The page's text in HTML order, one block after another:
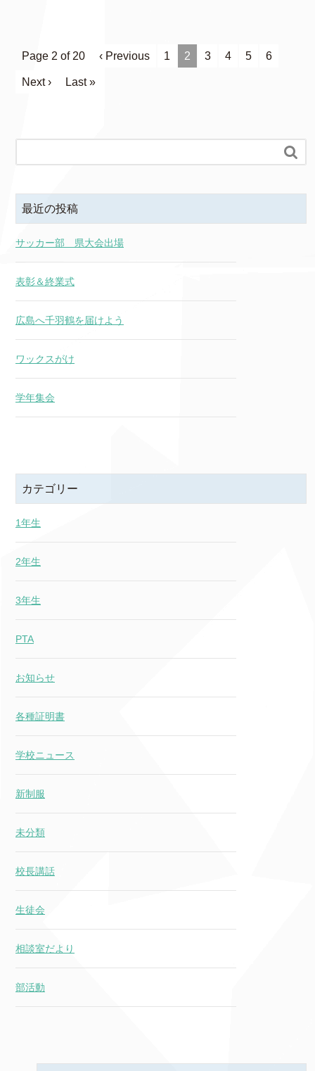
Page 2 of 20 ‹ Previous 1 2 3 4 5 6
Next › Last »

最近の投稿
サッカー部 県大会出場
表彰＆終業式
広島へ千羽鶴を届けよう
ワックスがけ
学年集会
カテゴリー
1年生
2年生
3年生
PTA
お知らせ
各種証明書
学校ニュース
新制服
未分類
校長講話
生徒会
相談室だより
部活動